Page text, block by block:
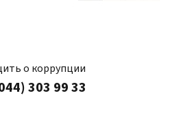
о коррупции
303 99 33